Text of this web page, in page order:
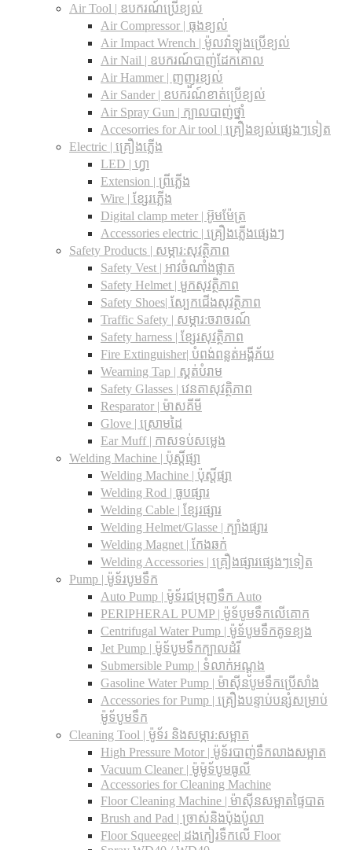
Air Tool | ឧបករណ៍ប្រើខ្យល់
Air Compressor | ធុងខ្យល់
Air Impact Wrench | ម៉ូលវ៉ាឡុងប្រើខ្យល់
Air Nail | ឧបករណ៍បាញ់ដែកគោល
Air Hammer | ញញួរខ្យល់
Air Sander | ឧបករណ៍ខាត់ប្រើខ្យល់
Air Spray Gun | ក្បាលបាញ់ថ្នាំ
Accesorries for Air tool | គ្រឿងខ្យល់ផ្សេងៗទៀត
Electric | គ្រឿងភ្លើង
LED | ហ្វា
Extension | ព្រីភ្លើង
Wire | ខ្សែរភ្លើង
Digital clamp meter | អ៊ូមម៉ែត្រ
Accessories electric | គ្រឿងភ្លើងផ្សេងៗ
Safety Products | សម្ភារ:សុវត្ថិភាព
Safety Vest | អាវចំណាំងផ្លាត
Safety Helmet | មួកសុវត្ថិភាព
Safety Shoes| ស្បែកជើងសុវត្ថិភាព
Traffic Safety​ | សម្ភារ:ចរាចរណ៍
Safety harness | ខ្សែរសុវត្ថិភាព
Fire Extinguisher| បំពង់ពន្លត់អង្គីភ័យ
Wearning Tap | ស្គត់បំរាម
Safety Glasses | វេនតាសុវត្ថិភាព
Resparator | ម៉ាសគីមី
Glove | ស្រោមដៃ
Ear Muff | កាសទប់សម្លេង
Welding Machine | ប៉ុស្តិ៍ផ្សា
Welding Machine | ប៉ុស្តិ៍ផ្សា
Welding Rod | ធូបផ្សារ
Welding Cable | ខ្សែរផ្សារ
Welding Helmet/Glasse | ក្បាំងផ្សារ
Welding Magnet | កែងឆក់
Welding Accessories | គ្រឿងផ្សារផ្សេងៗទៀត
Pump | ម៉ូទ័របូមទឹក
Auto Pump | ម៉ូទ័រជម្រុញទឹក Auto
PERIPHERAL PUMP | ម៉ូទ័បូមទឹកលើគោក
Centrifugal Water Pump | ម៉ូទ័បូមទឹកគូទខ្យង
Jet Pump | ម៉ូទ័បូមទឹកក្បាលដំរី
Submersible Pump | ទំលាក់អណ្តូង
Gasoline Water Pump | ម៉ាស៊ីនបូមទឹកប្រើសាំង
Accessories for Pump | គ្រឿងបន្ទាប់បន្សំសម្រាប់
ម៉ូទ័បូមទឹក
Cleaning Tool | ម៉ូទ័រ និងសម្ភារ:សម្អាត
High Pressure Motor | ម៉ូទ័របាញ់ទឹកលាងសម្អាត
Vacuum Cleaner | ម៉ូម៉ូទ័បូមធូលី
Accessories for Cleaning Machine
Floor Cleaning Machine | ម៉ាស៊ីនសម្អាតផ្ទៃបាត
Brush and Pad | ច្រាស់និងប៉ុងប៉ូលា
Floor Squeegee| ដងកៀរទឺកលើ Floor